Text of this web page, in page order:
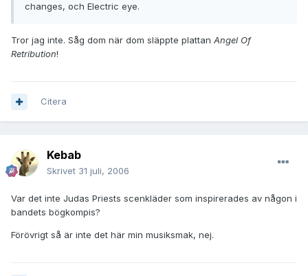
changes, och Electric eye.
Tror jag inte. Såg dom när dom släppte plattan Angel Of
Retribution!
Citera
Kebab
Skrivet 31 juli, 2006
Var det inte Judas Priests scenkläder som inspirerades av någon i
bandets bögkompis?
Förövrigt så är inte det här min musiksmak, nej.